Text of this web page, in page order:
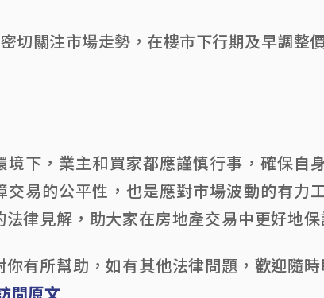
密切關注市場走勢，在樓市下行期及早調整
境下，業主和買家都應謹慎行事，確保自
交易的公平性，也是應對市場波動的有力
律見解，助大家在房地產交易中更好地保
有所幫助，如有其他法律問題，歡迎隨時
問原文